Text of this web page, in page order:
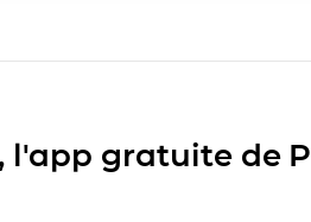
l'app gratuite de